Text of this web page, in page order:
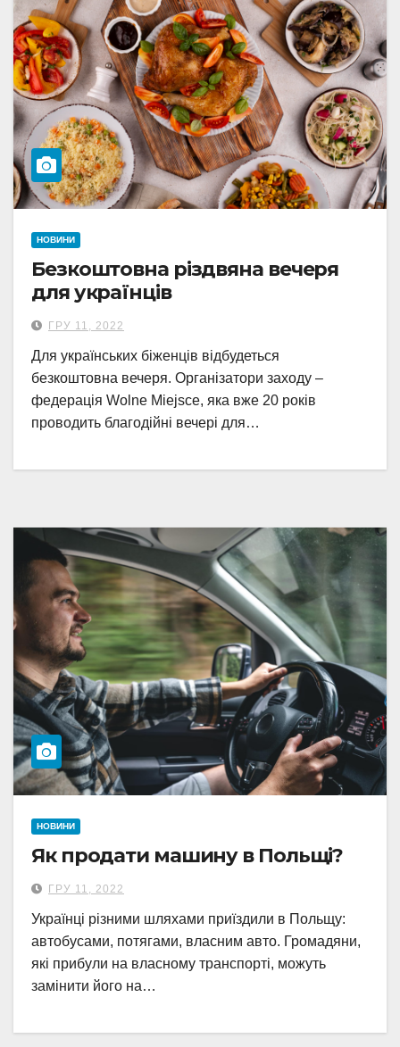
НОВИНИ
Безкоштовна різдвяна вечеря
для українців
ГРУ 11, 2022
Для українських біженців відбудеться
безкоштовна вечеря. Організатори заходу –
федерація Wolne Miejsce, яка вже 20 років
проводить благодійні вечері для…
НОВИНИ
Як продати машину в Польщі?
ГРУ 11, 2022
Українці різними шляхами приїздили в Польщу:
автобусами, потягами, власним авто. Громадяни,
які прибули на власному транспорті, можуть
замінити його на…